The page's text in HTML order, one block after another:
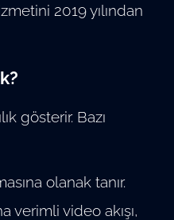
2019 yılından
gösterir. Bazı
olanak tanır.
verimli video akışı,